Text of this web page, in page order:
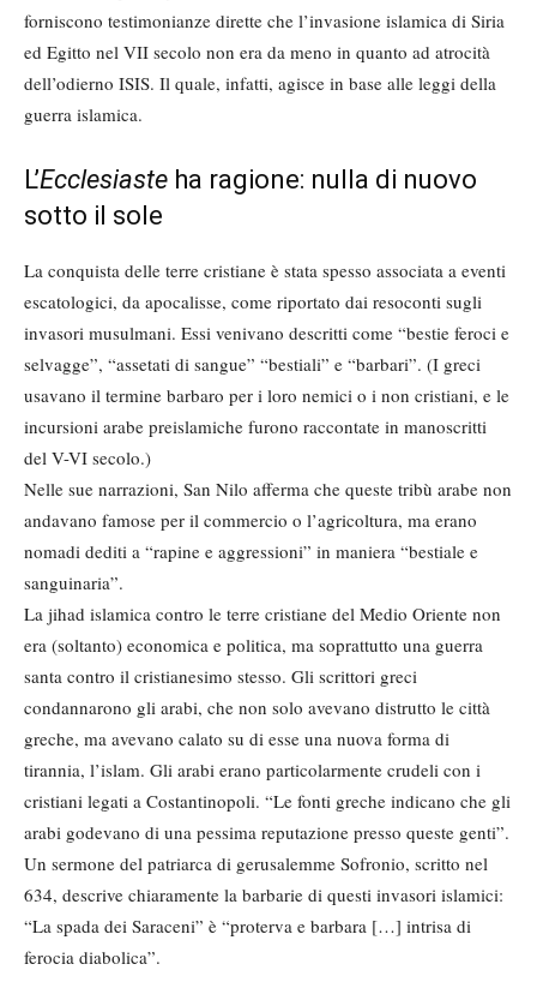
forniscono testimonianze dirette che l’invasione islamica di Siria
ed Egitto nel VII secolo non era da meno in quanto ad atrocità
dell’odierno ISIS. Il quale, infatti, agisce in base alle leggi della
guerra islamica.
L’Ecclesiaste ha ragione: nulla di nuovo
sotto il sole
La conquista delle terre cristiane è stata spesso associata a eventi
escatologici, da apocalisse, come riportato dai resoconti sugli
invasori musulmani. Essi venivano descritti come “bestie feroci e
selvagge”, “assetati di sangue” “bestiali” e “barbari”. (I greci
usavano il termine barbaro per i loro nemici o i non cristiani, e le
incursioni arabe preislamiche furono raccontate in manoscritti
del V-VI secolo.)
Nelle sue narrazioni, San Nilo afferma che queste tribù arabe non
andavano famose per il commercio o l’agricoltura, ma erano
nomadi dediti a “rapine e aggressioni” in maniera “bestiale e
sanguinaria”.
La jihad islamica contro le terre cristiane del Medio Oriente non
era (soltanto) economica e politica, ma soprattutto una guerra
santa contro il cristianesimo stesso. Gli scrittori greci
condannarono gli arabi, che non solo avevano distrutto le città
greche, ma avevano calato su di esse una nuova forma di
tirannia, l’islam. Gli arabi erano particolarmente crudeli con i
cristiani legati a Costantinopoli. “Le fonti greche indicano che gli
arabi godevano di una pessima reputazione presso queste genti”.
Un sermone del patriarca di gerusalemme Sofronio, scritto nel
634, descrive chiaramente la barbarie di questi invasori islamici:
“La spada dei Saraceni” è “proterva e barbara […] intrisa di
ferocia diabolica”.